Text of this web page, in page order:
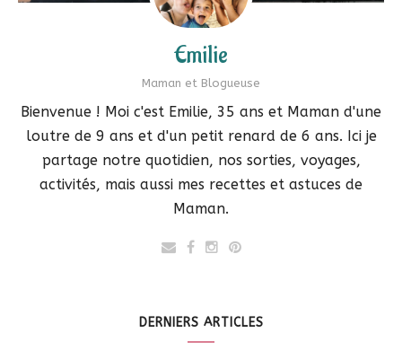
Emilie
Maman et Blogueuse
Bienvenue ! Moi c'est Emilie, 35 ans et Maman d'une
loutre de 9 ans et d'un petit renard de 6 ans. Ici je
partage notre quotidien, nos sorties, voyages,
activités, mais aussi mes recettes et astuces de
Maman.
DERNIERS ARTICLES